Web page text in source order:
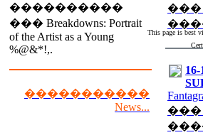
����������
��� Breakdowns: Portrait
of the Artist as a Young
%@&*!,.
�����������
News...
16-
This page is best